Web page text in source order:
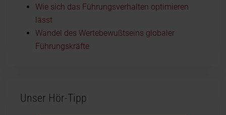
Wie sich das Führungsverhalten optimieren
lässt
Wandel des Wertebewußtseins globaler
Führungskräfte
Unser Hör-Tipp